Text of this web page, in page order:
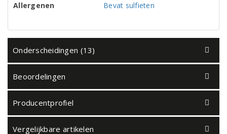
Allergenen
Bevat sulfieten
Onderscheidingen (13)
Beoordelingen
Producentprofiel
Vergelijkbare artikelen